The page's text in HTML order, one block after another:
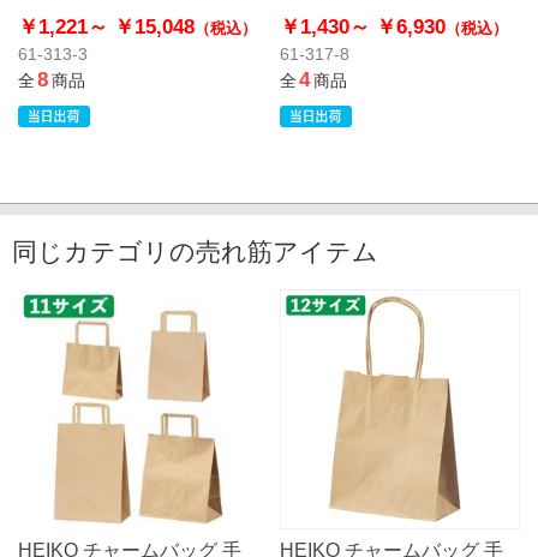
黒無地
￥1,221～ ￥15,048 （税込）
61-313-3
全8商品
オリジナル〕
￥1,430～ ￥6,930（税込）
61-317-8
全4商品
同じカテゴリの売れ筋アイテム
HEIKO チャームバッグ 手 HEIKO チャームバッグ 手